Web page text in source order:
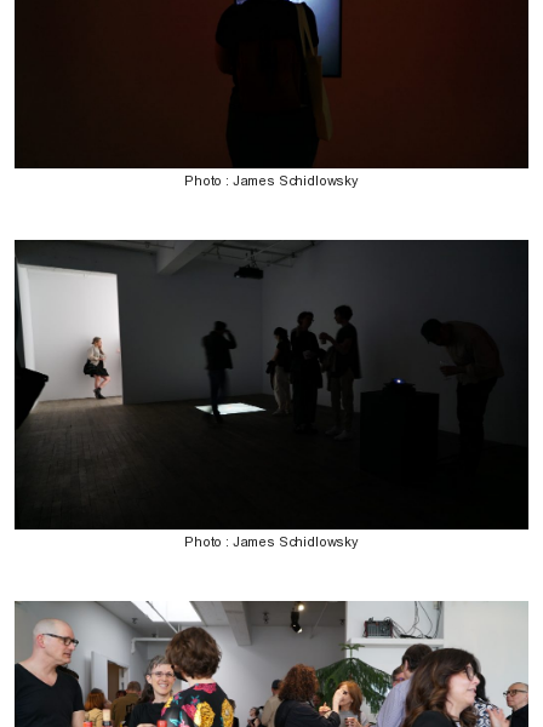
Photo : James Schidlowsky
Photo : James Schidlowsky